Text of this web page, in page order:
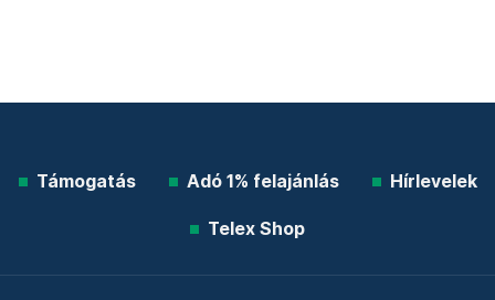
Támogatás Adó 1% felajánlás Hírlevelek
Telex Shop